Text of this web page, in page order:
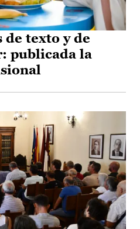
de texto y de
publicada la